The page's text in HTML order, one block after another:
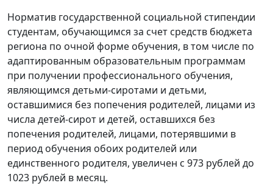
Норматив государственной социальной стипендии
студентам, обучающимся за счет средств бюджета
региона по очной форме обучения, в том числе по
адаптированным образовательным программам
при получении профессионального обучения,
являющимся детьми-сиротами и детьми,
оставшимися без попечения родителей, лицами из
числа детей-сирот и детей, оставшихся без
попечения родителей, лицами, потерявшими в
период обучения обоих родителей или
единственного родителя, увеличен с 973 рублей до
1023 рублей в месяц.